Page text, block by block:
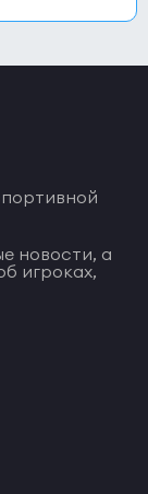
новости, а
игроках,